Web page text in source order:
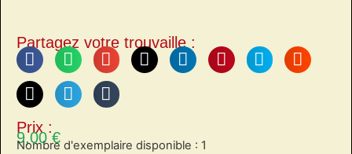
Partagez votre trouvaille :
Prix :
9,00€
Nombre d'exemplaire disponible : 1